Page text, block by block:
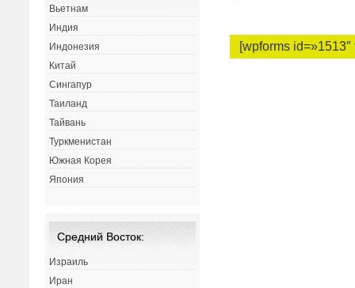
[wpforms
Вьетнам
Индия
Индонезия
Китай
Сингапур
Таиланд
Тайвань
Туркменистан
Южная Корея
Япония
Средний Восток:
Израиль
Иран